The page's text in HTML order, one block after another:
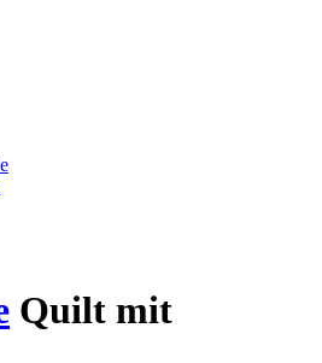
Quilt mit